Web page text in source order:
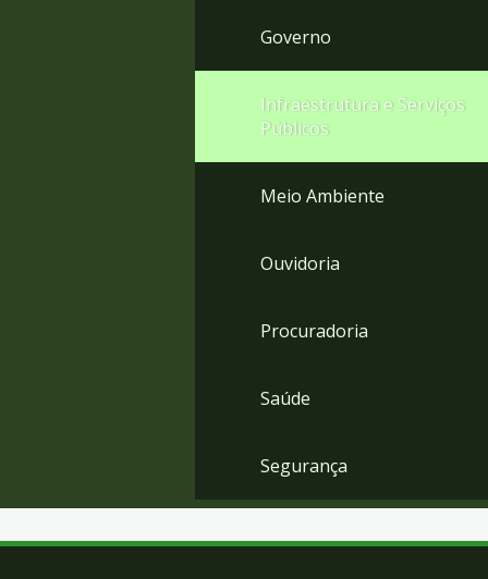
Governo
Infraestrutura e Serviços
Públicos
Meio Ambiente
Ouvidoria
Procuradoria
Saúde
Segurança